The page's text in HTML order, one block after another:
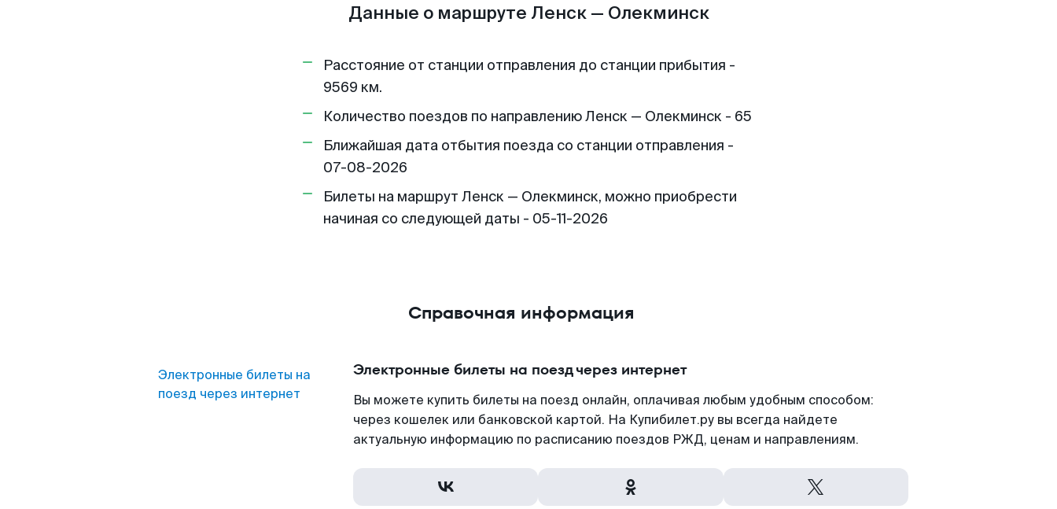
Данные о маршруте Ленск — Олекминск
Расстояние от станции отправления до станции прибытия -
9569 км.
Количество поездов по направлению Ленск — Олекминск - 65
Ближайшая дата отбытия поезда со станции отправления -
07-08-2026
Билеты на маршрут Ленск — Олекминск, можно приобрести
начиная со следующей даты - 05-11-2026
Справочная информация
Электронные билеты на
поезд через интернет
Электронные билеты на поезд через интернет
Вы можете купить билеты на поезд онлайн, оплачивая любым удобным способом:
через кошелек или банковской картой. На Купибилет.ру вы всегда найдете
актуальную информацию по расписанию поездов РЖД, ценам и направлениям.